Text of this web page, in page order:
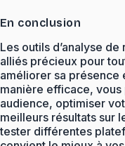
En conclusion
Les outils d’analyse
alliés précieux pour
améliorer sa présence
manière efficace,
audience, optimiser
meilleurs résultats sur
tester différentes